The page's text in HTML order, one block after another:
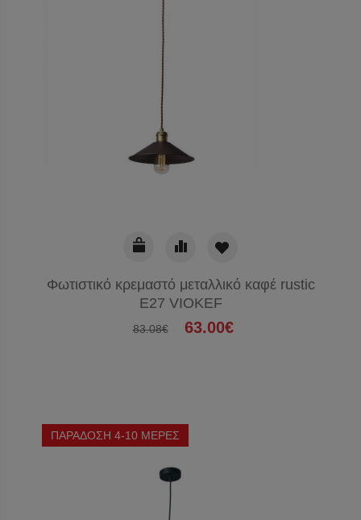
Φωτιστικό κρεμαστό μεταλλικό καφέ rustic
E27 VIOKEF
83.08€ 63.00€
ΠΑΡΑΔΟΣΗ 4-10 ΜΕΡΕΣ